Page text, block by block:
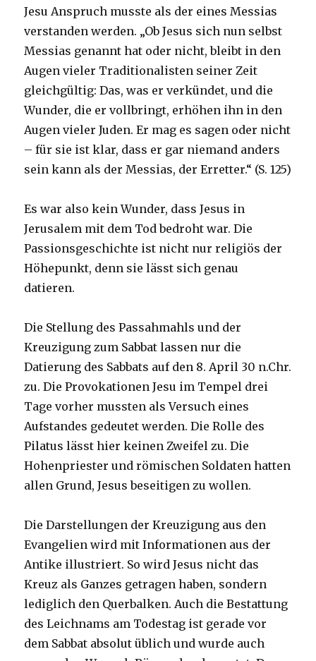
Jesu Anspruch musste als der eines Messias
verstanden werden. „Ob Jesus sich nun selbst
Messias genannt hat oder nicht, bleibt in den
Augen vieler Traditionalisten seiner Zeit
gleichgültig: Das, was er verkündet, und die
Wunder, die er vollbringt, erhöhen ihn in den
Augen vieler Juden. Er mag es sagen oder nicht
– für sie ist klar, dass er gar niemand anders
sein kann als der Messias, der Erretter.“ (S. 125)
Es war also kein Wunder, dass Jesus in
Jerusalem mit dem Tod bedroht war. Die
Passionsgeschichte ist nicht nur religiös der
Höhepunkt, denn sie lässt sich genau
datieren.
Die Stellung des Passahmahls und der
Kreuzigung zum Sabbat lassen nur die
Datierung des Sabbats auf den 8. April 30 n.Chr.
zu. Die Provokationen Jesu im Tempel drei
Tage vorher mussten als Versuch eines
Aufstandes gedeutet werden. Die Rolle des
Pilatus lässt hier keinen Zweifel zu. Die
Hohenpriester und römischen Soldaten hatten
allen Grund, Jesus beseitigen zu wollen.
Die Darstellungen der Kreuzigung aus den
Evangelien wird mit Informationen aus der
Antike illustriert. So wird Jesus nicht das
Kreuz als Ganzes getragen haben, sondern
lediglich den Querbalken. Auch die Bestattung
des Leichnams am Todestag ist gerade vor
dem Sabbat absolut üblich und wurde auch